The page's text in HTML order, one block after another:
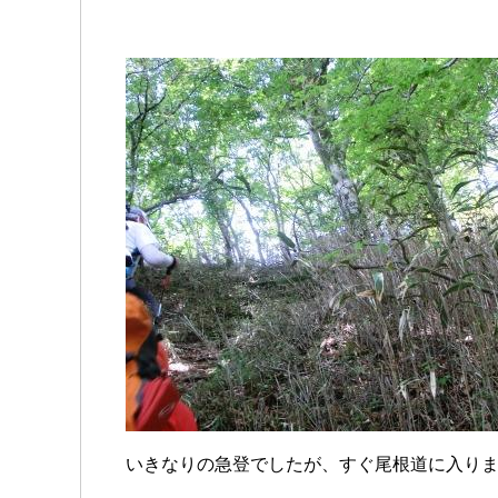
いきなりの急登でしたが、すぐ尾根道に入り